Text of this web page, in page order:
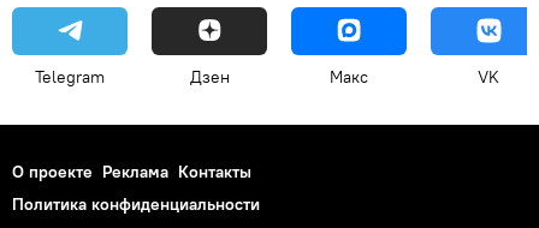
Telegram Дзен Макс VK
О проекте Реклама Контакты
Политика конфиденциальности